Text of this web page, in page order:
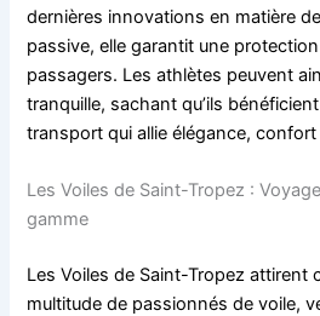
dernières innovations en matière
passive, elle garantit une
passagers. Les athlètes peuvent
tranquille, sachant qu’ils
transport qui allie élégance, confort
Les Voiles de Saint-Tropez :
gamme
Les Voiles de Saint-Tropez attirent
multitude de passionnés de voile,